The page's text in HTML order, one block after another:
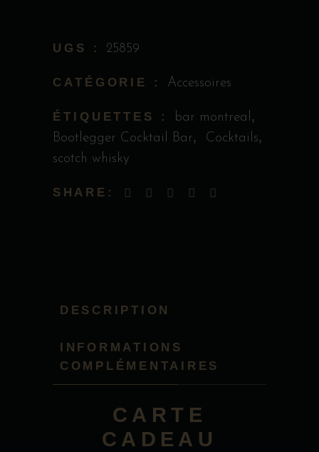
UGS : 25859
CATÉGORIE : Accessoires
ÉTIQUETTES : bar montreal,
Bootlegger Cocktail Bar, Cocktails,
scotch whisky
SHARE:
DESCRIPTION
INFORMATIONS
COMPLÉMENTAIRES
CARTE
CADEAU